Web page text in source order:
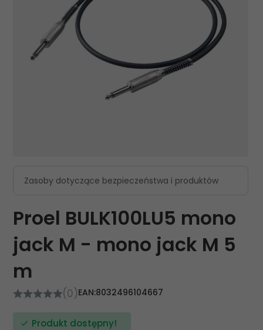
Zasoby dotyczące bezpieczeństwa i produktów
Proel BULK100LU5 mono
jack M - mono jack M 5
m
(0)EAN:8032496104667
Produkt dostępny!